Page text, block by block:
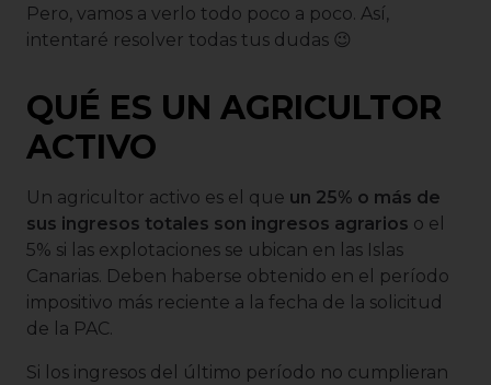
Pero, vamos a verlo todo poco a poco. Así,
intentaré resolver todas tus dudas 😉
QUÉ ES UN AGRICULTOR
ACTIVO
Un agricultor activo es el que un 25% o más de
sus ingresos totales son ingresos agrarios o el
5% si las explotaciones se ubican en las Islas
Canarias. Deben haberse obtenido en el período
impositivo más reciente a la fecha de la solicitud
de la PAC.
Si los ingresos del último período no cumplieran